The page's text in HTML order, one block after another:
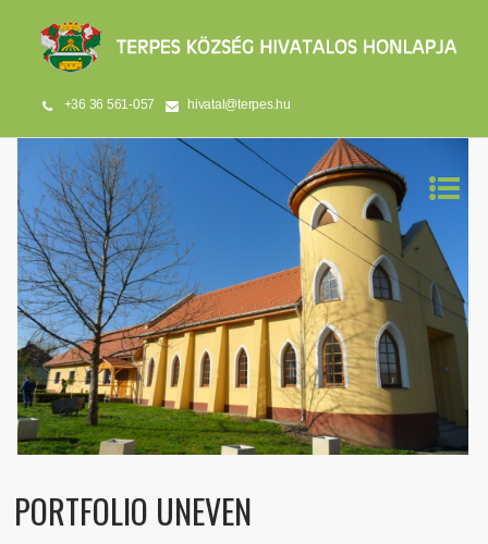
+36 36 561-057 hivatal@terpes.hu
PORTFOLIO UNEVEN